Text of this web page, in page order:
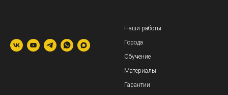
Наши работы
Города
Обучение
Материалы
Гарантии